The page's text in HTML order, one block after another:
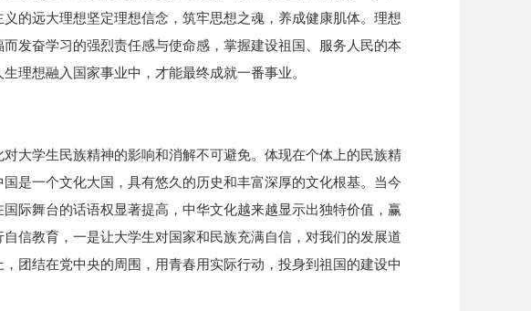
的远大理想坚定理想信念，筑牢思想之魂，养成健康肌体。理想
发奋学习的强烈责任感与使命感，掌握建设祖国、服务人民的本
理想融入国家事业中，才能最终成就一番事业。
大学生民族精神的影响和消解不可避免。体现在个体上的民族精
是一个文化大国，具有悠久的历史和丰富深厚的文化根基。当今
际舞台的话语权显著提高，中华文化越来越显示出独特价值，赢
信教育，一是让大学生对国家和民族充满自信，对我们的发展道
团结在党中央的周围，用青春用实际行动，投身到祖国的建设中